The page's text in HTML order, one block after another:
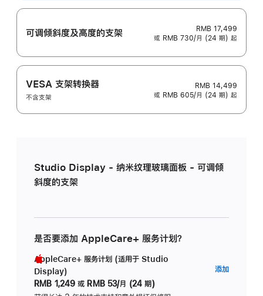
可调倾斜度及高‍度的支‍架
RMB 17,499
或 RMB 730/月 (24 期) 起
VESA 支架转换器
不含支架
RMB 14,499
或 RMB 605/月 (24 期) 起
Studio Display - 纳米纹理玻璃面板 - 可调倾
斜度的支架
是否要添加 AppleCare+ 服务计划？
AppleCare+ 服务计划 (适用于 Studio
Display)
RMB 1,249 或 RMB 53/月 (24 期)
添加